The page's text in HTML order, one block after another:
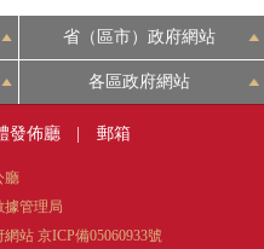
省（區市）政府網站
各區政府網站
發佈廳 郵箱
廳
據管理局
網站 京ICP備05060933號